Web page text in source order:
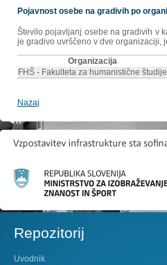
Pojavnost osebe na gradivih po
Število pojavljanj osebe na gradivih v
je gradivo uvrščeno v dve organizaciji,
Organizacija
FHŠ - Fakulteta za humanistične študije
Nazaj
Repozitorij
Uvodnik